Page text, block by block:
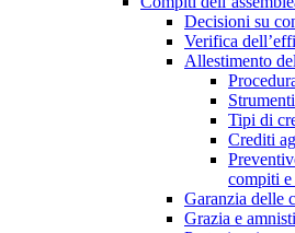
Decisioni su
Verifica
Allestimento
Tipi di
Crediti
compiti
Garanzia delle
Grazia e